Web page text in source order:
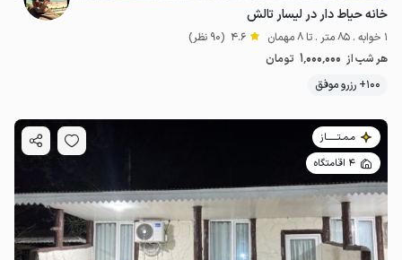
2.7میلیون ت 4.7
خانه حیاط دار در لیسار تالش
1 خوابه . 85 متر . تا 8 مهمان 4.6 (90 نظر)
هر شب از 1٬000٬000 تومان
100+ رزرو موفق
مـمـتــــــاز
4 اقامتگاه